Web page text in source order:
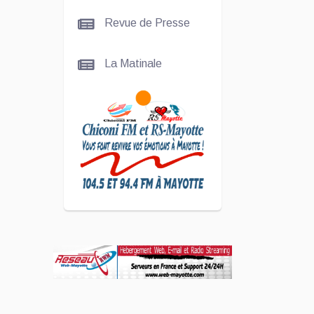
Kira Bacar
Adacolo pour
Le port de
Longoni
L'Association
Zé Run pour
le lancement
Revue de Presse
La Matinale